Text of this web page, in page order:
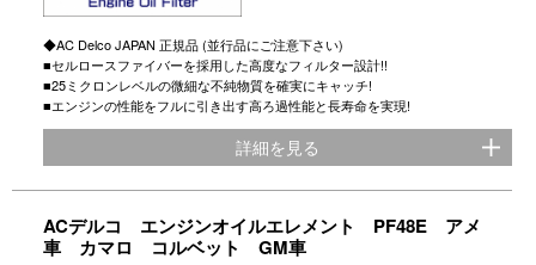
◆AC Delco JAPAN 正規品 (並行品にご注意下さい)
■セルロースファイバーを採用した高度なフィルター設計!!
■25ミクロンレベルの微細な不純物質を確実にキャッチ!
■エンジンの性能をフルに引き出す高ろ過性能と長寿命を実現!
詳細を見る
ACデルコ エンジンオイルエレメント PF48E アメ
車 カマロ コルベット GM車